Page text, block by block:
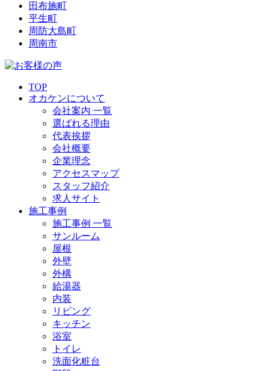
田布施町
平生町
周防大島町
周南市
TOP
オカケンについて
会社案内 一覧
選ばれる理由
代表挨拶
会社概要
企業理念
アクセスマップ
スタッフ紹介
求人サイト
施工事例
施工事例 一覧
サンルーム
屋根
外壁
外構
給湯器
内装
リビング
キッチン
浴室
トイレ
洗面化粧台